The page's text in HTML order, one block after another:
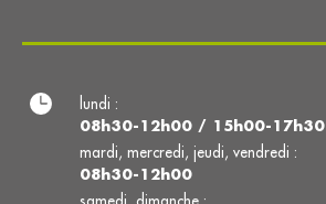
lundi :
08h30-12h00 / 15h00-17h30
mardi, mercredi, jeudi, vendredi :
08h30-12h00